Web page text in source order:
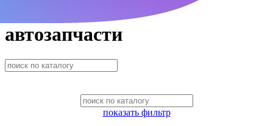
автозапчасти
показать фильтр